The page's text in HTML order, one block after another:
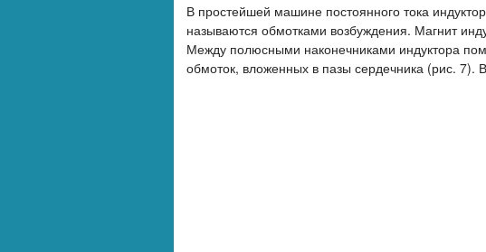
В простейшей машине постоянного тока
называются обмотками возбуждения. Магнит
Между полюсными наконечниками индуктора
обмоток, вложенных в пазы сердечника (рис.